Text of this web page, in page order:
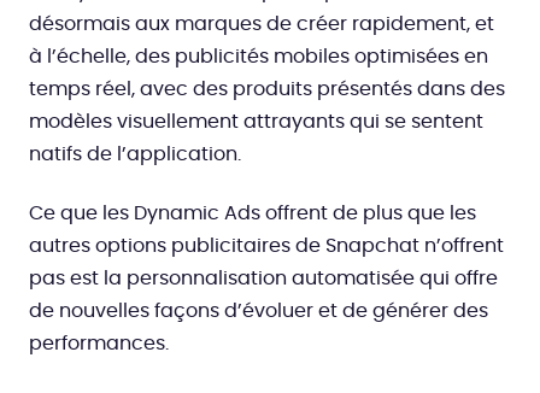
désormais aux marques de créer rapidement, et
à l’échelle, des publicités mobiles optimisées en
temps réel, avec des produits présentés dans des
modèles visuellement attrayants qui se sentent
natifs de l’application.
Ce que les Dynamic Ads offrent de plus que les
autres options publicitaires de Snapchat n’offrent
pas est la personnalisation automatisée qui offre
de nouvelles façons d’évoluer et de générer des
performances.